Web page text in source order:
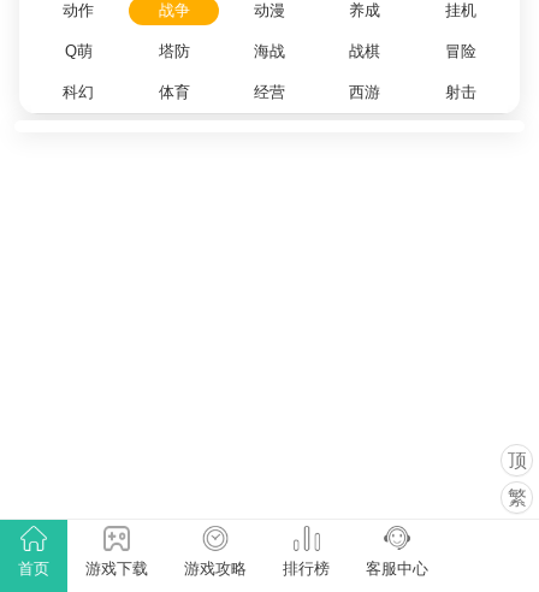
动作 战争 动漫 养成 挂机
Q萌 塔防 海战 战棋 冒险
科幻 体育 经营 西游 射击
首页 游戏下载 游戏攻略 排行榜 客服中心
顶
繁